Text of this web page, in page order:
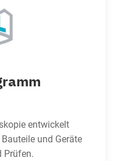
entwickelt
und Geräte
Prüfen.